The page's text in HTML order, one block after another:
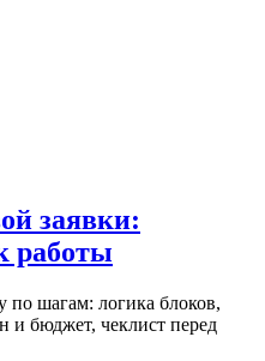
заявки:
работы
по шагам: логика блоков,
и бюджет, чеклист перед